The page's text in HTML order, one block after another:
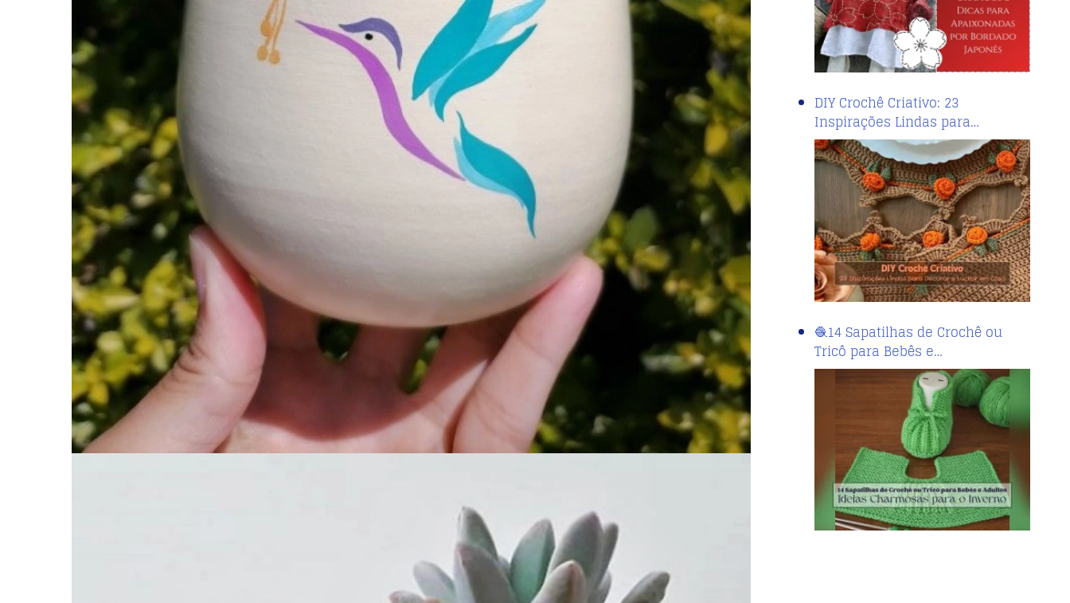
DIY Crochê Criativo: 23
Inspirações Lindas para…
🧶14 Sapatilhas de Crochê ou
Tricô para Bebês e…